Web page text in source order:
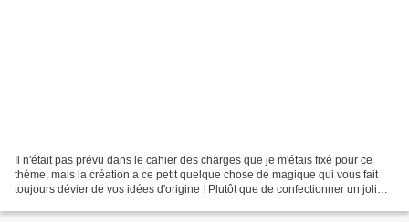
Il n'était pas prévu dans le cahier des charges que je m'étais fixé pour ce
thème, mais la création a ce petit quelque chose de magique qui vous fait
toujours dévier de vos idées d'origine ! Plutôt que de confectionner un joli